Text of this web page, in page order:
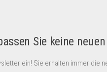
Sie keine
ein! Sie erhalten immer die